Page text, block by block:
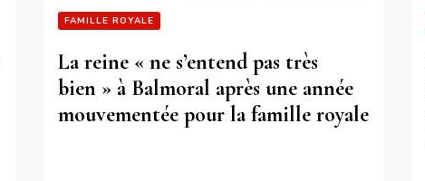
FAMILLE ROYALE
La reine « ne s’entend pas très
bien » à Balmoral après une année
mouvementée pour la famille royale